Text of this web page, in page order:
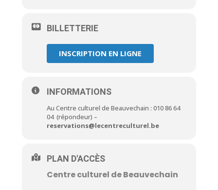
BILLETTERIE
INSCRIPTION EN LIGNE
INFORMATIONS
Au Centre culturel de Beauvechain : 010 86 64
04 (répondeur) –
reservations@lecentreculturel.be
PLAN D'ACCÈS
Centre culturel de Beauvechain